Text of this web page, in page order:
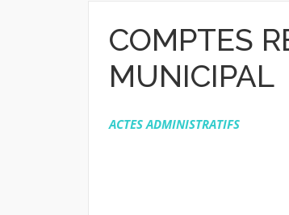
COMPTES
MUNICIPAL
ACTES ADMINISTRATIFS